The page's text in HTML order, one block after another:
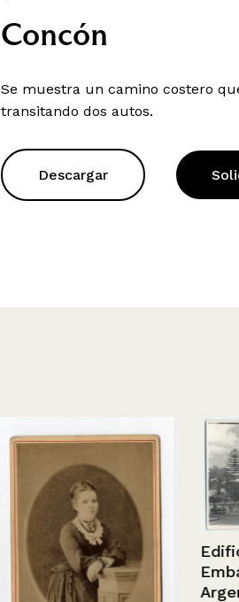
Concón
Se muestra un camino costero
transitando dos autos.
Descargar
Edificio